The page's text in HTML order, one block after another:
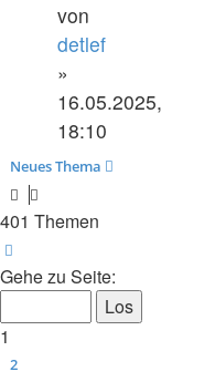
von
detlef
»
16.05.2025,
18:10
Neues Thema
401 Themen
Gehe zu Seite:
1
2